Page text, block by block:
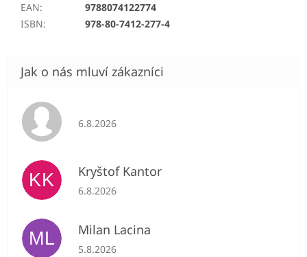
EAN:
9788074122774
ISBN: 978-80-7412-277-4
Hodnocení obchodu je 5 z 5 hvězdiček.
6.8.2026
KK Kryštof Kantor
Hodnocení obchodu je 5 z 5 hvězdiček.
6.8.2026
ML Milan Lacina
Hodnocení obchodu je 5 z 5 hvězdiček.
5.8.2026